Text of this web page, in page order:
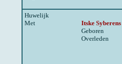
Huwelijk
Met
Itske Syberens
Geboren
Overleden